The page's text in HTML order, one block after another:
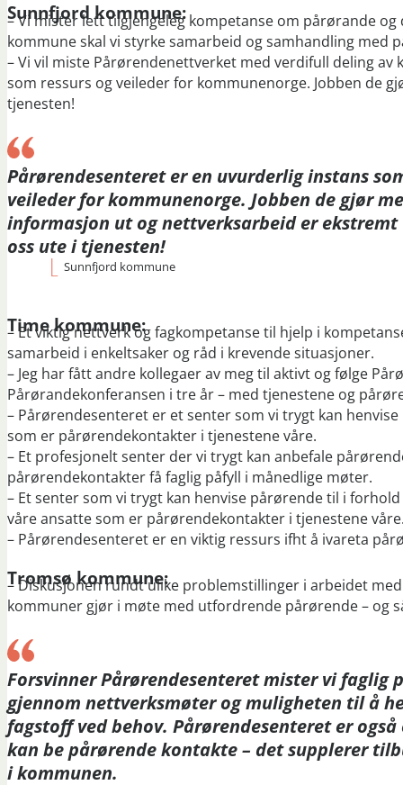
Sunnfjord kommune:
– Vi mister lett tilgjengeleg kompetanse om pårørande
kommune skal vi styrke samarbeid og samhandling med
– Vi vil miste Pårørendenettverket med verdifull deling
som ressurs og veileder for kommunenorge. Jobben de
tjenesten!
Pårørendesenteret er en uvurderlig instans
veileder for kommunenorge. Jobben de gjør
informasjon ut og nettverksarbeid er
oss ute i tjenesten!
Sunnfjord kommune
Time kommune:
– Et viktig nettverk og fagkompetanse til hjelp i
samarbeid i enkeltsaker og råd i krevende situasjoner.
– Jeg har fått andre kollegaer av meg til aktivt og følge
Pårørandekonferansen i tre år – med tjenestene og
– Pårørendesenteret er et senter som vi trygt kan
som er pårørendekontakter i tjenestene våre.
– Et profesjonelt senter der vi trygt kan anbefale
pårørendekontakter få faglig påfyll i månedlige møter.
– Et senter som vi trygt kan henvise pårørende til i
våre ansatte som er pårørendekontakter i tjenestene
– Pårørendesenteret er en viktig ressurs ifht å ivareta
Tromsø kommune:
– Diskusjonen rundt ulike problemstillinger i arbeidet
kommuner gjør i møte med utfordrende pårørende – og
Forsvinner Pårørendesenteret mister vi faglig
gjennom nettverksmøter og muligheten til å
fagstoff ved behov. Pårørendesenteret er også
kan be pårørende kontakte – det supplerer
i kommunen.